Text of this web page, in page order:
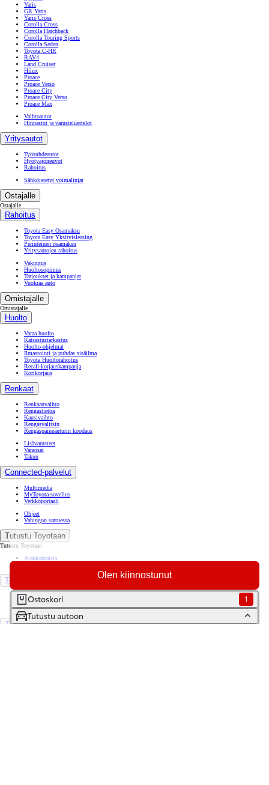
Olen kiinnostunut
Ostoskori
1
Tutustu autoon
Yaris
GR Yaris
Yaris Cross
Corolla Cross
Corolla Hatchback
Corolla Touring Sports
Corolla Sedan
Toyota C-HR
RAV4
Land Cruiser
Hilux
Proace
Proace Verso
Proace City
Proace City Verso
Proace Max
Vaihtoautot
Hinnastot ja varusteluettelot
Yritysautot
Työsuhdeautot
Hyötyajoneuvot
Rahoitus
Sähköistetyt voimalinjat
Ostajalle
Ostajalle
Rahoitus
Toyota Easy Osamaksu
Toyota Easy Yksityisleasing
Perinteinen osamaksu
Yritysautojen rahoitus
Vakuutus
Huoltosopimus
Tarjoukset ja kampanjat
Vuokraa auto
Omistajalle
Omistajalle
Huolto
Varaa huolto
Katsastustarkastus
Huolto-ohjelmat
Ilmastointi ja puhdas sisäilma
Toyota Huoltorahoitus
Recall-korjauskampanja
Korikorjaus
Renkaat
Renkaanvaihto
Rengastietoa
Kausivaihto
Rengasvalitsin
Rengaspaineanturin koodaus
Lisävarusteet
Varaosat
Takuu
Connected-palvelut
Multimedia
MyToyota-sovellus
Verkkoportaali
Ohjeet
Vahingon sattuessa
Tutustu Toyotaan
Tutustu Toyotaan
Ajankohtaista
Toyota Suomessa
Toyotan lehdistöpankki
Yhdessä pidemmälle
TOYOTA GAZOO Racing